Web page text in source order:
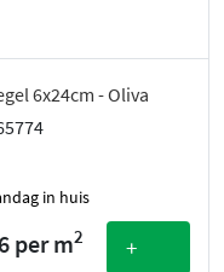
6x24cm - Oliva
in huis
per m2 +